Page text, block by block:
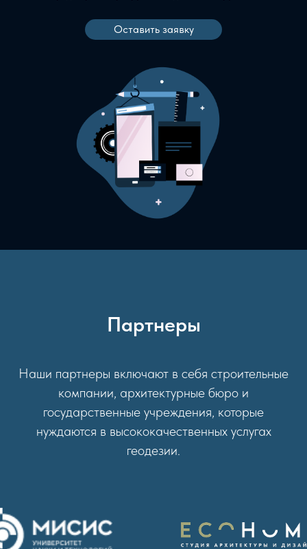
Оставить заявку
Партнеры
Наши партнеры включают в себя строительные
компании, архитектурные бюро и
государственные учреждения, которые
нуждаются в высококачественных услугах
геодезии.